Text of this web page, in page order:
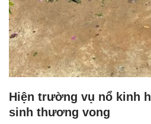
Hiện trường vụ nổ kinh
sinh thương vong